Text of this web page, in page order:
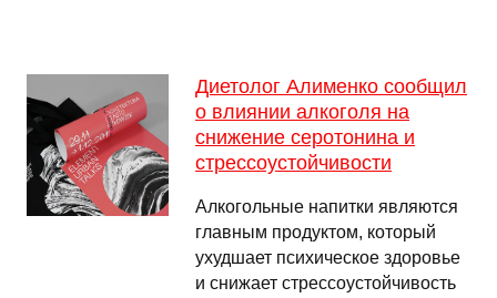
Диетолог Алименко сообщил
о влиянии алкоголя на
снижение серотонина и
стрессоустойчивости
Алкогольные напитки являются
главным продуктом, который
ухудшает психическое здоровье
и снижает стрессоустойчивость